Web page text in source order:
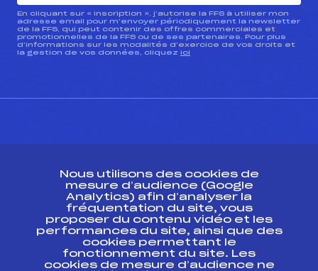
En cliquant sur « inscription », j’autorise la FFS à utiliser mon
adresse email pour m’envoyer périodiquement la newsletter
de la FFS, qui peut contenir des offres commerciales et
promotionnelles de la FFS ou de ses partenaires. Pour plus
d’informations sur les modalités d’exercice de vos droits et
la gestion de vos données, cliquez ici
ESPACE PRESSE
Ressources
Pass’Neige
Projet sportif fédéral
Projet de performance fédéral
Nous utilisons des cookies de
mesure d’audience (Google
Analytics) afin d’analyser la
fréquentation du site, vous
proposer du contenu vidéo et les
performances du site, ainsi que des
cookies permettant le
fonctionnement du site. Les
cookies de mesure d’audience ne